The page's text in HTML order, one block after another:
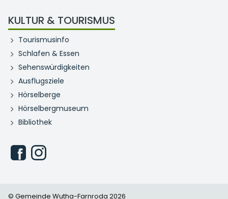
KULTUR & TOURISMUS
Tourismusinfo
Schlafen & Essen
Sehenswürdigkeiten
Ausflugsziele
Hörselberge
Hörselbergmuseum
Bibliothek
© Gemeinde Wutha-Farnroda 2026